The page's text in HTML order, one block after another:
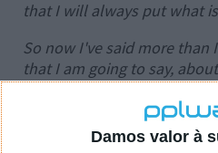
Damos valor à
that I will always put what
So now I've said more than
that I am going to say,
Steve Jobs termina dizendo